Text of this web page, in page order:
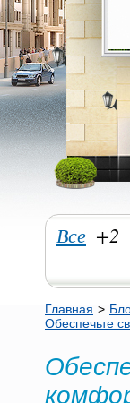
Все +2
Главная >
Обеспечьте